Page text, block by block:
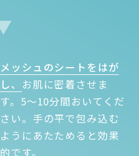
メッシュのシートをはが
し、 お肌に密着させま
す。5〜10分間おいてくだ
さい。手の平で包み込む
ようにあたためると効果
的です。